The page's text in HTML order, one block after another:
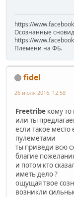
https://
Осознанные
https://
Племени на ФБ.
fidel
26 июля 2016, 12:58
Freetribe кому то
или ты
если такое место
пулеметами
ты приведи всю
благие
и потом кто
иметь дело ?
ощущая твое
возникли